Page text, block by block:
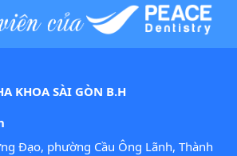
KHOA SÀI GÒN B.H
Đạo, phường Cầu Ông Lãnh, Thành